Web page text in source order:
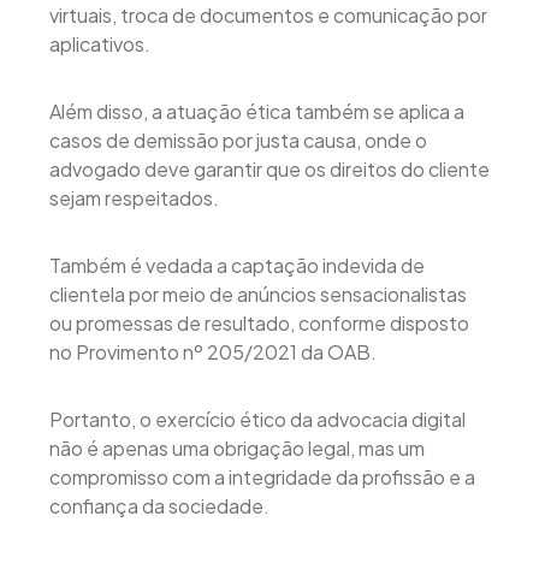
virtuais, troca de documentos e comunicação por
aplicativos.
Além disso, a atuação ética também se aplica a
casos de demissão por justa causa, onde o
advogado deve garantir que os direitos do cliente
sejam respeitados.
Também é vedada a captação indevida de
clientela por meio de anúncios sensacionalistas
ou promessas de resultado, conforme disposto
no Provimento nº 205/2021 da OAB.
Portanto, o exercício ético da advocacia digital
não é apenas uma obrigação legal, mas um
compromisso com a integridade da profissão e a
confiança da sociedade.